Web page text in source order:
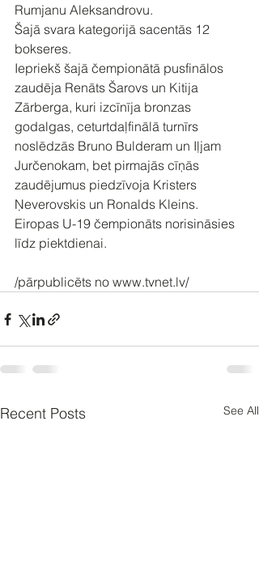
Rumjanu Aleksandrovu.
Šajā svara kategorijā sacentās 12
bokseres.
Iepriekš šajā čempionātā pusfinālos
zaudēja Renāts Šarovs un Kitija
Zārberga, kuri izcīnīja bronzas
godalgas, ceturtdaļfinālā turnīrs
noslēdzās Bruno Bulderam un Iļjam
Jurčenokam, bet pirmajās cīņās
zaudējumus piedzīvoja Kristers
Ņeverovskis un Ronalds Kleins.
Eiropas U-19 čempionāts norisināsies
līdz piektdienai.
/pārpublicēts no www.tvnet.lv/
Recent Posts See All